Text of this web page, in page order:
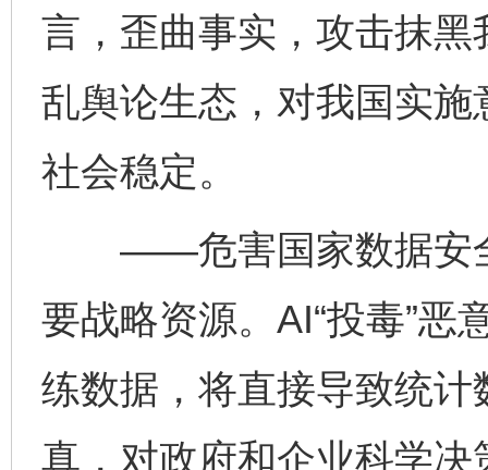
言，歪曲事实，攻击抹
乱舆论生态，对我国实
社会稳定。
——危害国家数据安全
要战略资源。AI“投毒”恶
练数据，将直接导致统
真，对政府和企业科学决